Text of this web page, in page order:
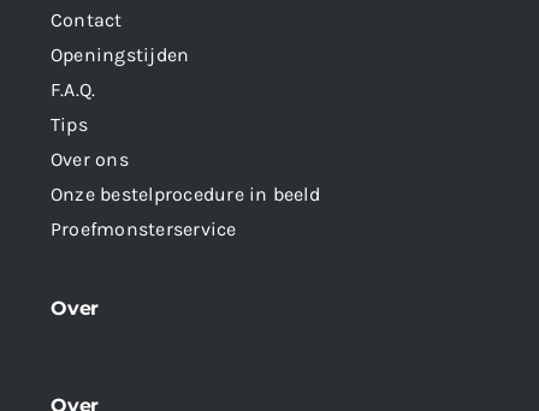
Contact
Openingstijden
F.A.Q.
Tips
Over ons
Onze bestelprocedure in beeld
Proefmonsterservice
Over
Over